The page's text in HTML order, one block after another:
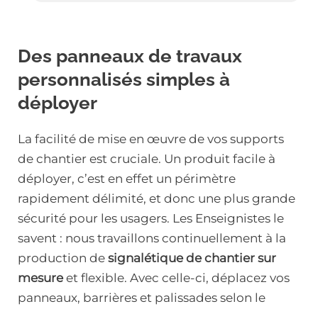
Des panneaux de travaux
personnalisés simples à
déployer
La facilité de mise en œuvre de vos supports
de chantier est cruciale. Un produit facile à
déployer, c’est en effet un périmètre
rapidement délimité, et donc une plus grande
sécurité pour les usagers. Les Enseignistes le
savent : nous travaillons continuellement à la
production de signalétique de chantier sur
mesureet flexible. Avec celle-ci, déplacez vos
panneaux, barrières et palissades selon le